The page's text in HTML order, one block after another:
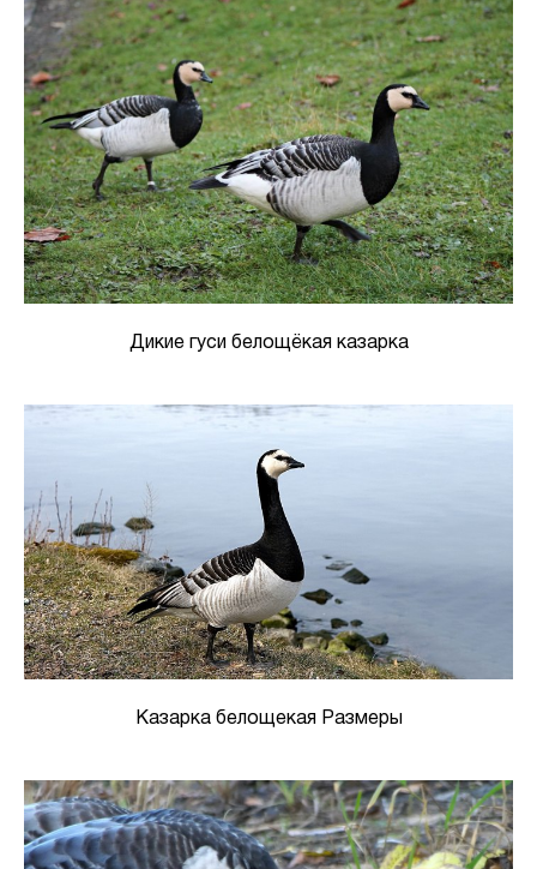
Дикие гуси белощёкая казарка
Казарка белощекая Размеры